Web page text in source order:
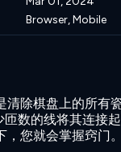
Browser, Mobile
清除棋盘上的所有
匝数的线将其连接
，您就会掌握窍门。